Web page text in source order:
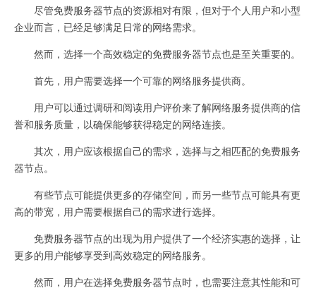
尽管免费服务器节点的资源相对有限，但对于个人用户和小型
企业而言，已经足够满足日常的网络需求。
然而，选择一个高效稳定的免费服务器节点也是至关重要的。
首先，用户需要选择一个可靠的网络服务提供商。
用户可以通过调研和阅读用户评价来了解网络服务提供商的信
誉和服务质量，以确保能够获得稳定的网络连接。
其次，用户应该根据自己的需求，选择与之相匹配的免费服务
器节点。
有些节点可能提供更多的存储空间，而另一些节点可能具有更
高的带宽，用户需要根据自己的需求进行选择。
免费服务器节点的出现为用户提供了一个经济实惠的选择，让
更多的用户能够享受到高效稳定的网络服务。
然而，用户在选择免费服务器节点时，也需要注意其性能和可